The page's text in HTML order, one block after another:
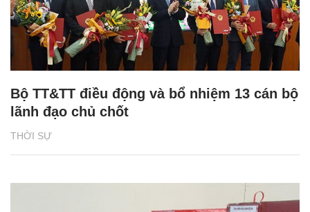
THỜI SỰ
Bộ TT&TT điều động và bổ nhiệm 13 cán bộ
lãnh đạo chủ chốt